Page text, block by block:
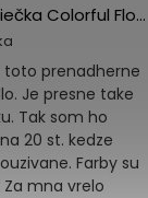
Posteľná obliečka Colorful Flowers Modrá 140x200/70x90 cm
toto prenadherne
Je presne take
Tak som ho
20 st. kedze
Farby su
Za mna vrelo